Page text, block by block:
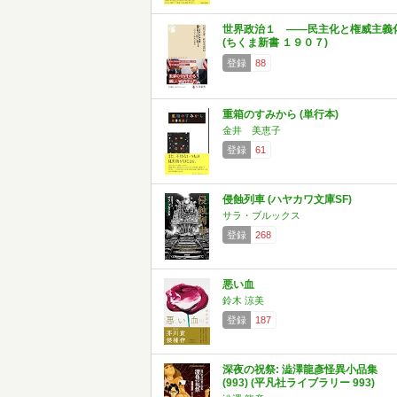
世界政治１ ――民主化と権威主義
(ちくま新書 １９０７)
登録 88
重箱のすみから (単行本)
金井 美恵子
登録
61
侵蝕列車 (ハヤカワ文庫SF)
サラ・ブルックス
登録
268
悪い血
鈴木 涼美
登録
187
深夜の祝祭: 澁澤龍彥怪異小品集
(993) (平凡社ライブラリー 993)